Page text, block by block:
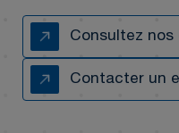
Consultez
Contacter un